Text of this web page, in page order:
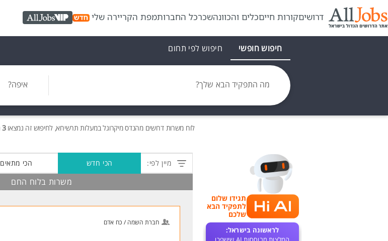
דרושיםקורות חייםכלים והכוונהשכרכל החברותמפת הקריירה שלי AllJobs VIP
חיפוש חופשי חיפוש לפי תחום
מה התפקיד הבא שלך? איפה?
לוח משרותדרושים מהנדס מיקרוגל במעלות תרשיחא, לחיפוש זה נמצאו3 משרות
תגידו שלום
לתפקיד הבא
שלכם
לראשונה בישראל:
מיין לפי: הכי חדש הכי מתאים
משרות בלוח החם
חברת השמה / כח אדם